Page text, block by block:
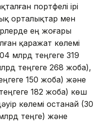
портфелі ірі
орталықтар мен
ең жоғары
қаражат көлемі
млрд теңгеге 319
теңгеге 268 жоба),
150 жоба) және
182 жоба) көш
көлемі Қостанай (30
теңге) және